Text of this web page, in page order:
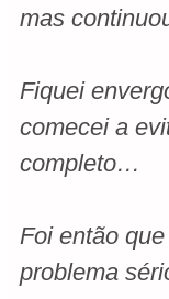
mas
Fiquei
comecei a
completo…
Foi então
problema